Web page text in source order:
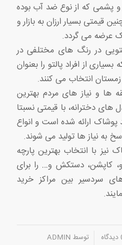
و پشمی که از نوع ضد آب بوده
قیمتی بسیار ارزان به بازار و
عرضه می گردد.
در رنگ های مختلفی در
از افراد پالتو را بعنوان
انتخاب می کنند.
ها و نیاز های مردم بهترین
های دخترانه، با قیمتی نسبتا
پوشاک ارائه شده است و انواع
به نیاز ها تولید می شوند.
با انتخاب بهترین پارچه
کاپشن، دستکش و… را برای
سردسیر بین مراکز خرید
توسط ADMIN